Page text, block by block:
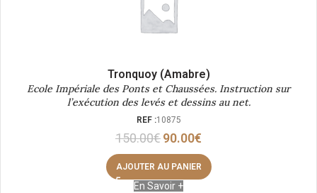
Tronquoy (Amabre)
Ecole Impériale des Ponts et Chaussées. Instruction sur
l’exécution des levés et dessins au net.
REF :10875
150.00€90.00€
AJOUTER AU PANIER
En Savoir +